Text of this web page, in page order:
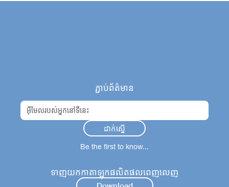
ភ្ជាប់ព័ត៌មាន
Be the first to know...
ទាញយកកាតាឡុកផលិតផលពេញលេញ